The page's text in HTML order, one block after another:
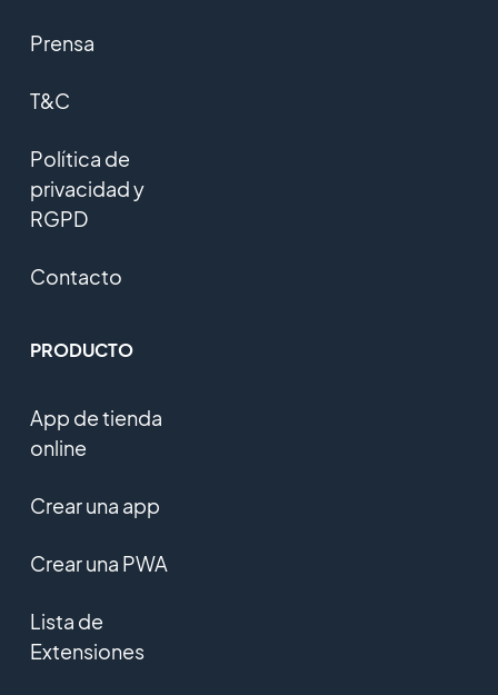
Prensa
T&C
Política de
privacidad y
RGPD
Contacto
PRODUCTO
App de tienda
online
Crear una app
Crear una PWA
Lista de
Extensiones